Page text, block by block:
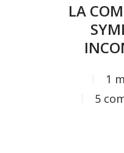
LA
1
5